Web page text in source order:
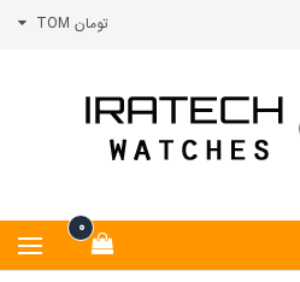
تومان TOM
0